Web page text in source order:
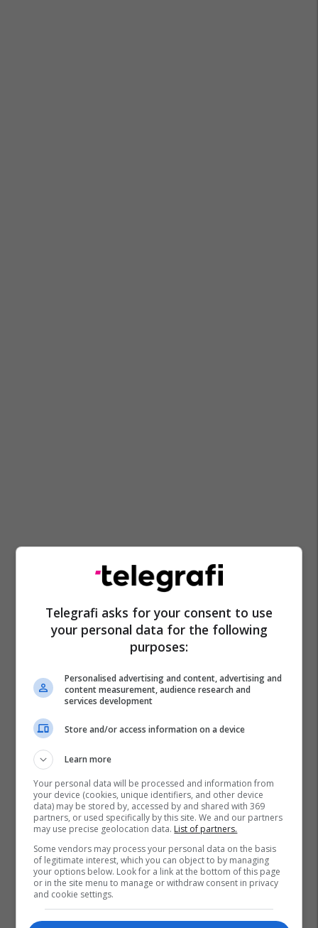
Korsika Franca
Telegrafi asks for your consent to use
your personal data for the following
purposes:
Personalised advertising and content, advertising and
content measurement, audience research and
services development
Store and/or access information on a device
Learn more
Your personal data will be processed and information from
your device (cookies, unique identifiers, and other device
data) may be stored by, accessed by and shared with 369
partners, or used specifically by this site. We and our partners
may use precise geolocation data. List of partners.
Some vendors may process your personal data on the basis
of legitimate interest, which you can object to by managing
your options below. Look for a link at the bottom of this page
or in the site menu to manage or withdraw consent in privacy
and cookie settings.